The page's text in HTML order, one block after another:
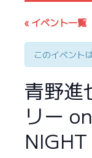
« イベント一覧
このイベント
青野進
リー